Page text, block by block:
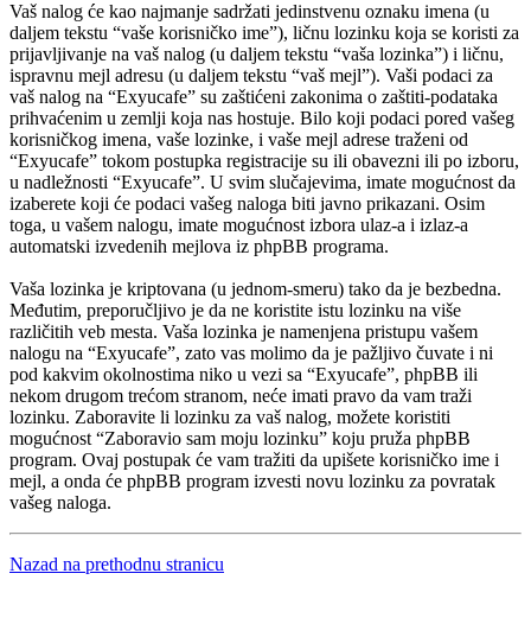
Vaš nalog će kao najmanje sadržati jedinstvenu oznaku imena (u
daljem tekstu “vaše korisničko ime”), ličnu lozinku koja se koristi za
prijavljivanje na vaš nalog (u daljem tekstu “vaša lozinka”) i ličnu,
ispravnu mejl adresu (u daljem tekstu “vaš mejl”). Vaši podaci za
vaš nalog na “Exyucafe” su zaštićeni zakonima o zaštiti-podataka
prihvaćenim u zemlji koja nas hostuje. Bilo koji podaci pored vašeg
korisničkog imena, vaše lozinke, i vaše mejl adrese traženi od
“Exyucafe” tokom postupka registracije su ili obavezni ili po izboru,
u nadležnosti “Exyucafe”. U svim slučajevima, imate mogućnost da
izaberete koji će podaci vašeg naloga biti javno prikazani. Osim
toga, u vašem nalogu, imate mogućnost izbora ulaz-a i izlaz-a
automatski izvedenih mejlova iz phpBB programa.
Vaša lozinka je kriptovana (u jednom-smeru) tako da je bezbedna.
Međutim, preporučljivo je da ne koristite istu lozinku na više
različitih veb mesta. Vaša lozinka je namenjena pristupu vašem
nalogu na “Exyucafe”, zato vas molimo da je pažljivo čuvate i ni
pod kakvim okolnostima niko u vezi sa “Exyucafe”, phpBB ili
nekom drugom trećom stranom, neće imati pravo da vam traži
lozinku. Zaboravite li lozinku za vaš nalog, možete koristiti
mogućnost “Zaboravio sam moju lozinku” koju pruža phpBB
program. Ovaj postupak će vam tražiti da upišete korisničko ime i
mejl, a onda će phpBB program izvesti novu lozinku za povratak
vašeg naloga.
Nazad na prethodnu stranicu